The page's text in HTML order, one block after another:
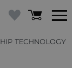
TECHNOLOGY